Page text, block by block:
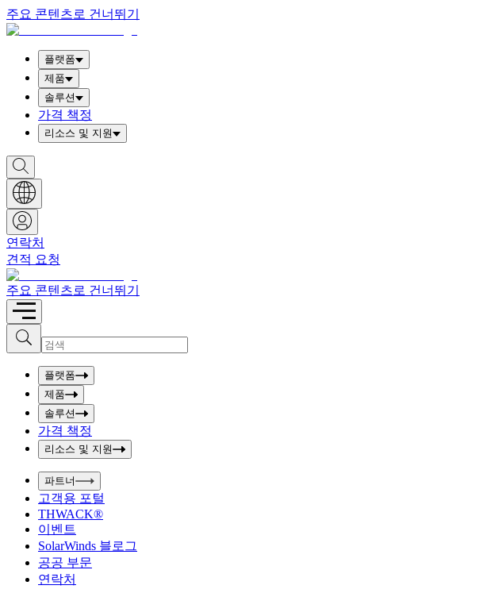
주요 콘텐츠로 건너뛰기
플랫폼
제품
솔루션
가격 책정
리소스 및 지원
S
h
o
w
S
e
a
r
c
h
b
o
x
연락처
견적 요청
주요 콘텐츠로 건너뛰기
S
u
b
I
n
u
t
S
e
a
r
c
h
b
o
x
플랫폼
제품
솔루션
가격 책정
리소스 및 지원
파트너
고객용 포털
THWACK®
이벤트
SolarWinds 블로그
공공 부문
연락처